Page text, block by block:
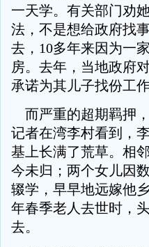
一天学。有关部门劝
法，不是想给政府找
去，10多年来因为一
房。去年，当地政府
承诺为其儿子找份工
而严重的超期羁押
记者在湾李村看到，
基上长满了荒草。相
今未归；两个女儿因
辍学，早早地远嫁他
年春季老人去世时，
去。